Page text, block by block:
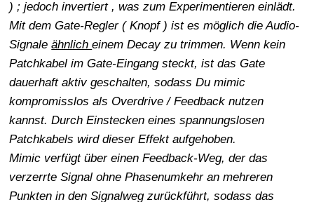
) ; jedoch invertiert , was zum Experimentieren einlädt.
Mit dem Gate-Regler ( Knopf ) ist es möglich die Audio-
Signaleähnlicheinem Decay zu trimmen. Wenn kein
Patchkabel im Gate-Eingang steckt, ist das Gate
dauerhaft aktiv geschalten, sodass Du mimic
kompromisslos als Overdrive / Feedback nutzen
kannst. Durch Einstecken eines spannungslosen
Patchkabels wird dieser Effekt aufgehoben.
Mimic verfügt über einen Feedback-Weg, der das
verzerrte Signal ohne Phasenumkehr an mehreren
Punkten in den Signalweg zurückführt, sodass das